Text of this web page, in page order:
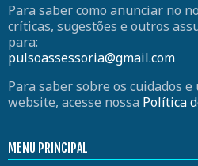
Para saber como anunciar no
críticas, sugestões e outros
para:
pulsoassessoria@gmail.com
Para saber sobre os cuidados e
website, acesse nossa Política
MENU PRINCIPAL